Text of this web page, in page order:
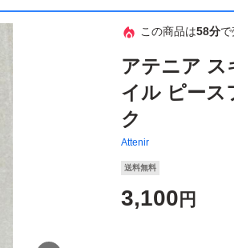
この商品は58分
アテニア ス
イル ピース
ク
Attenir
送料無料
3,100 円